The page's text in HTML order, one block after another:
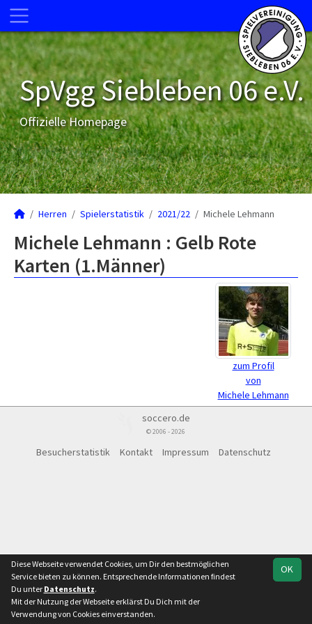
SpVgg Siebleben 06 e.V.
Offizielle Homepage
Herren Spielerstatistik 2021/22 Michele Lehmann
Michele Lehmann : Gelb Rote
Karten (1.Männer)
zum Profil
von
Michele Lehmann
soccero.de
© 2006 - 2026
Besucherstatistik Kontakt Impressum Datenschutz
OK
Diese Webseite verwendet Cookies, um Dir den bestmöglichen
Service bieten zu können. Entsprechende Informationen findest
Du unter Datenschutz.
Mit der Nutzung der Webseite erklärst Du Dich mit der
Verwendung von Cookies einverstanden.